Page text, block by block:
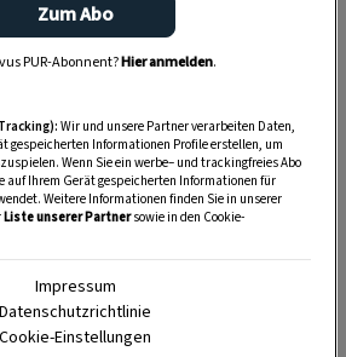
richtig schneiden
Zum Abo
PUR-Abonnent?Hier anmelden.
Wir und unsere Partner verarbeiten Daten,
gespeicherten Informationen Profile erstellen, um
Wenn Sie ein werbe– und trackingfreies Abo
auf Ihrem Gerät gespeicherten Informationen für
Weitere Informationen finden Sie in unserer
Liste unserer Partnersowie in den Cookie-
Impressum
Datenschutzrichtlinie
Cookie-Einstellungen